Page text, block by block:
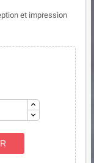
et impression